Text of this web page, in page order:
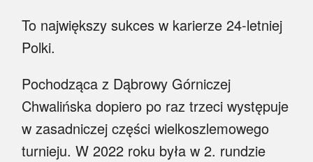
BlogAiD
To największy sukces w karierze 24-letniej
Polki.
Pochodząca z Dąbrowy Górniczej
Chwalińska dopiero po raz trzeci występuje
w zasadniczej części wielkoszlemowego
turnieju. W 2022 roku była w 2. rundzie